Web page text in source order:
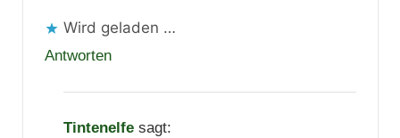
Wird geladen …
Antworten
Tintenelfe sagt: